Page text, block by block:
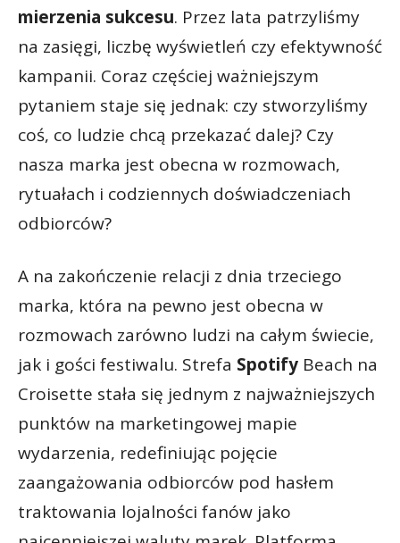
mierzenia sukcesu. Przez lata patrzyliśmy
na zasięgi, liczbę wyświetleń czy efektywność
kampanii. Coraz częściej ważniejszym
pytaniem staje się jednak: czy stworzyliśmy
coś, co ludzie chcą przekazać dalej? Czy
nasza marka jest obecna w rozmowach,
rytuałach i codziennych doświadczeniach
odbiorców?
A na zakończenie relacji z dnia trzeciego
marka, która na pewno jest obecna w
rozmowach zarówno ludzi na całym świecie,
jak i gości festiwalu. Strefa Spotify Beach na
Croisette stała się jednym z najważniejszych
punktów na marketingowej mapie
wydarzenia, redefiniując pojęcie
zaangażowania odbiorców pod hasłem
traktowania lojalności fanów jako